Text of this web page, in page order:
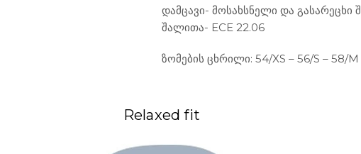
დამცავი- მოსახსნელი და გასარეცხი
შალითა- ECE 22.06
ზომების ცხრილი: 54/XS – 56/S – 58/M
Relaxed fit